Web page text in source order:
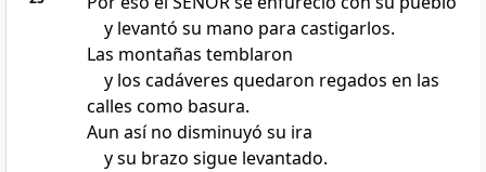
y levantó su mano para castigarlos.
Las montañas temblaron
y los cadáveres quedaron regados en las
calles como basura.
Aun así no disminuyó su ira
y su brazo sigue levantado.